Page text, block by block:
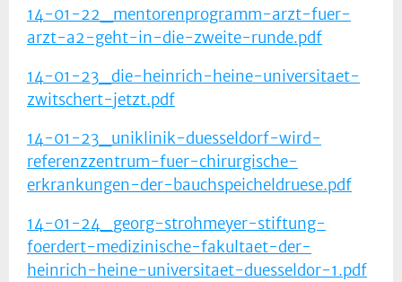
14-01-22_mentorenprogramm-arzt-fuer-
arzt-a2-geht-in-die-zweite-runde.pdf
14-01-23_die-heinrich-heine-universitaet-
zwitschert-jetzt.pdf
14-01-23_uniklinik-duesseldorf-wird-
referenzzentrum-fuer-chirurgische-
erkrankungen-der-bauchspeicheldruese.pdf
14-01-24_georg-strohmeyer-stiftung-
foerdert-medizinische-fakultaet-der-
heinrich-heine-universitaet-duesseldor-1.pdf